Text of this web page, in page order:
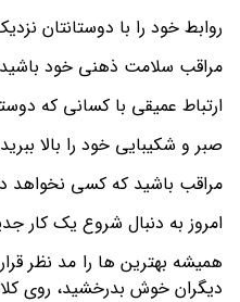
روابط خود را با دوستانتان
مراقب سلامت ذهنی خود
ارتباط عمیقی با کسانی که
صبر و شکیبایی خود را بالا
مراقب باشید که کسی نخواهد
امروز به دنبال شروع یک کار
همیشه بهترین ها را مد نظر
دیگران خوش بدرخشید، روی